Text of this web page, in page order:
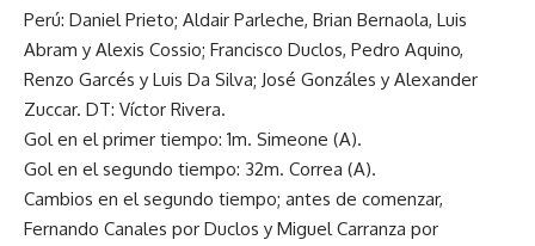
Perú: Daniel Prieto; Aldair Parleche, Brian Bernaola, Luis
Abram y Alexis Cossio; Francisco Duclos, Pedro Aquino,
Renzo Garcés y Luis Da Silva; José Gonzáles y Alexander
Zuccar. DT: Víctor Rivera.
Gol en el primer tiempo: 1m. Simeone (A).
Gol en el segundo tiempo: 32m. Correa (A).
Cambios en el segundo tiempo; antes de comenzar,
Fernando Canales por Duclos y Miguel Carranza por